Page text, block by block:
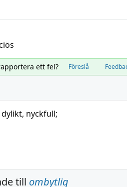
ett fel? Föreslå
nyckfull;
till ombytlig